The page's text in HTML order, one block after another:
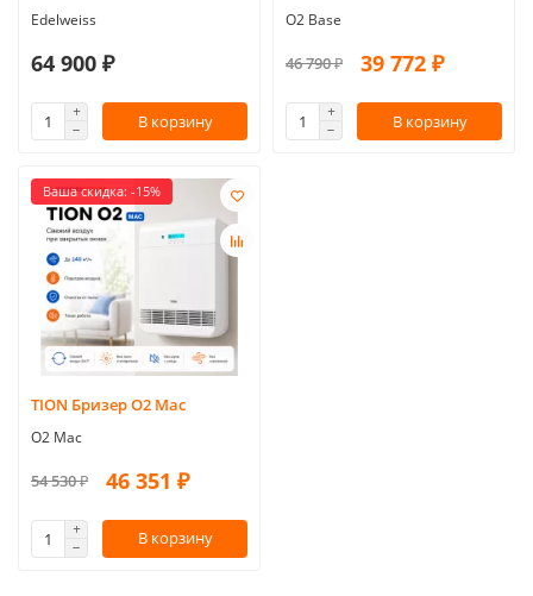
Edelweiss
64 900 ₽
В корзину
O2 Base
46 790 ₽ 39 772 ₽
В корзину
Ваша скидка: -15%
TION Бризер O2 Mac
O2 Mac
54 530 ₽ 46 351 ₽
В корзину